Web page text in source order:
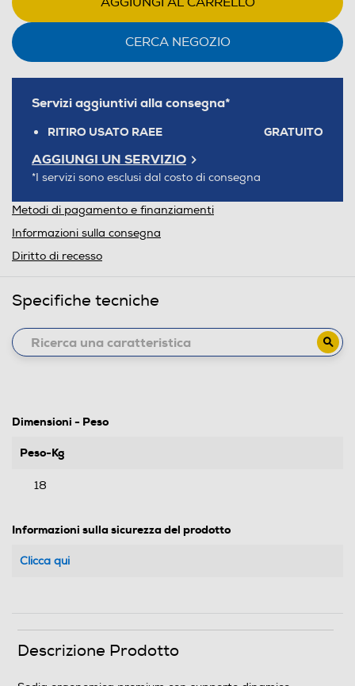
CERCA NEGOZIO
Servizi aggiuntivi alla consegna*
RITIRO USATO RAEE GRATUITO
AGGIUNGI UN SERVIZIO
*I servizi sono esclusi dal costo di consegna
Metodi di pagamento e finanziamenti
Informazioni sulla consegna
Diritto di recesso
Specifiche tecniche
Dimensioni - Peso
Peso-Kg
18
Informazioni sulla sicurezza del prodotto
Clicca qui
Descrizione Prodotto